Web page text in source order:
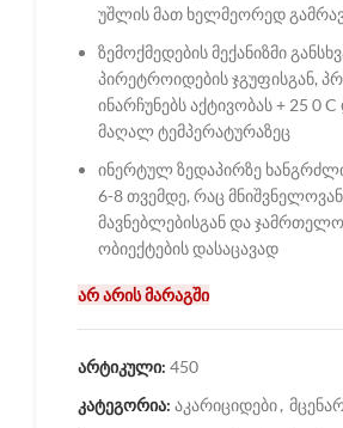
უშლის მათ ხელმეორედ
ზემოქმედების მექანიზმი
პირეტროიდების ჯგუფისგან,
ინარჩუნებს აქტივობას + 25 0
მაღალ ტემპერატურაზეც
ინერტულ ზედაპირზე
6-8 თვემდე, რაც
მავნებლებისგან და
ობიექტების დასაცავად
არ არის მარაგში
არტიკული: 450
კატეგორია: აკარიციდები,